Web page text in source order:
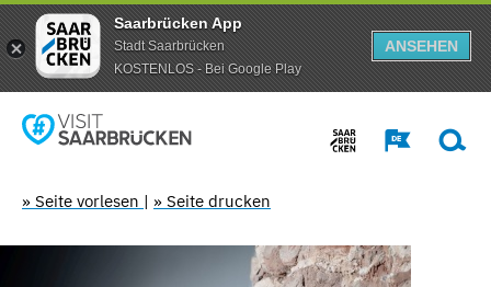
Saarbrücken App
Stadt Saarbrücken
KOSTENLOS - Bei Google Play
ANSEHEN
» Seite vorlesen | » Seite drucken